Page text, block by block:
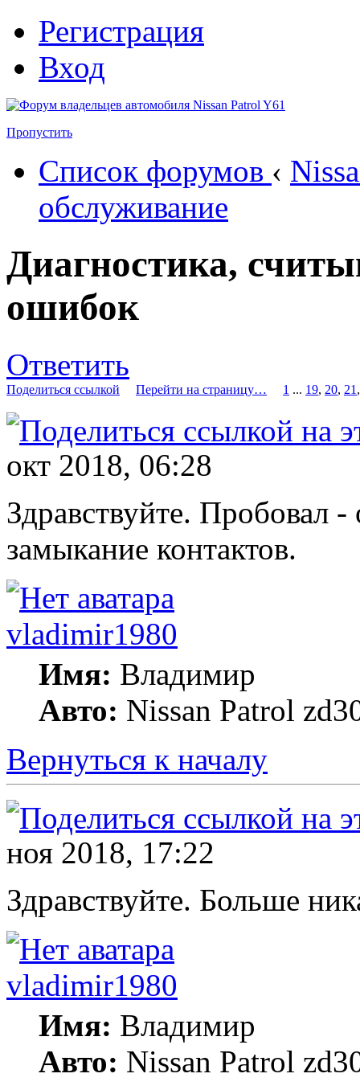
Регистрация
Вход
Пропустить
Список форумов ‹
обслуживание
Диагностика,
ошибок
Ответить
Поделиться ссылкой Перейти на страницу… 1 ... 19, 20, 21
окт 2018, 06:28
Здравствуйте. Пробовал -
замыкание контактов.
vladimir1980
Имя: Владимир
Авто: Nissan Patrol
Вернуться к началу
ноя 2018, 17:22
Здравствуйте. Больше
vladimir1980
Имя: Владимир
Авто: Nissan Patrol